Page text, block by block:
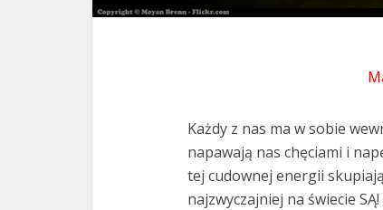
Każdy z nas ma w sobie
napawają nas chęciami i
tej cudownej energii
najzwyczajniej na świecie